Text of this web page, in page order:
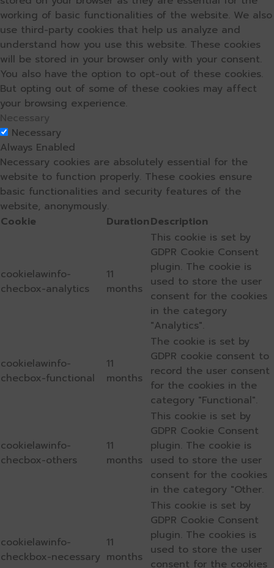
working of basic functionalities of the website. We also
use third-party cookies that help us analyze and
understand how you use this website. These cookies
will be stored in your browser only with your consent.
You also have the option to opt-out of these cookies.
But opting out of some of these cookies may affect
your browsing experience.
Necessary
Necessary
Always Enabled
Necessary cookies are absolutely essential for the
website to function properly. These cookies ensure
basic functionalities and security features of the
website, anonymously.
Cookie
DurationDescription
cookielawinfo-
checbox-analytics
11
months
This cookie is set by
GDPR Cookie Consent
plugin. The cookie is
used to store the user
consent for the cookies
in the category
"Analytics".
cookielawinfo-
checbox-functional
11
months
The cookie is set by
GDPR cookie consent to
record the user consent
for the cookies in the
category "Functional".
cookielawinfo-
checbox-others
11
months
This cookie is set by
GDPR Cookie Consent
plugin. The cookie is
used to store the user
consent for the cookies
in the category "Other.
cookielawinfo-
checkbox-necessary
11
months
This cookie is set by
GDPR Cookie Consent
plugin. The cookies is
used to store the user
consent for the cookies